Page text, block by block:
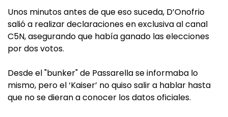
Unos minutos antes de que eso suceda, D’Onofrio
salió a realizar declaraciones en exclusiva al canal
C5N, asegurando que había ganado las elecciones
por dos votos.
Desde el "bunker" de Passarella se informaba lo
mismo, pero el ‘Kaiser’ no quiso salir a hablar hasta
que no se dieran a conocer los datos oficiales.